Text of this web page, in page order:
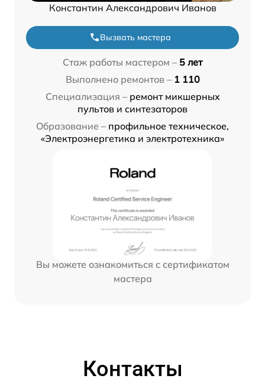
Константин Александрович Иванов
Вызвать мастера
Стаж работы мастером – 5 лет
Выполнено ремонтов – 1 110
Специализация – ремонт микшерных
пультов и синтезаторов
Образование – профильное техническое,
«Электроэнергетика и электротехника»
Вы можете ознакомиться с сертификатом
мастера
Контакты